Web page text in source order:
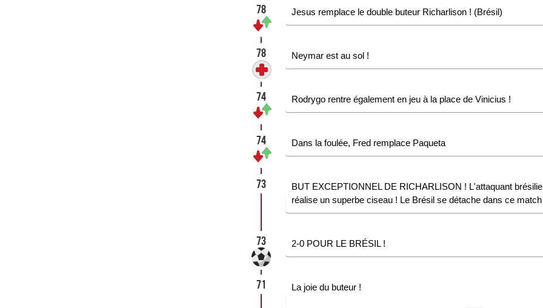
78 Jesus remplace le double buteur Richarlison ! (Brésil)
78 Neymar est au sol !
74 Rodrygo rentre également en jeu à la place de Vinicius !
74 Dans la foulée, Fred remplace Paqueta
73
BUT EXCEPTIONNEL DE RICHARLISON ! L'attaquant
réalise un superbe ciseau ! Le Brésil se détache dans ce
73 2-0 POUR LE BRÉSIL !
71 La joie du buteur !